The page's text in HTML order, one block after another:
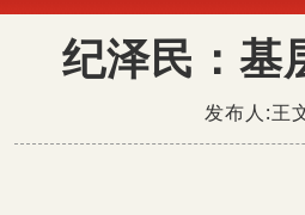
纪泽民：基
发布人:王